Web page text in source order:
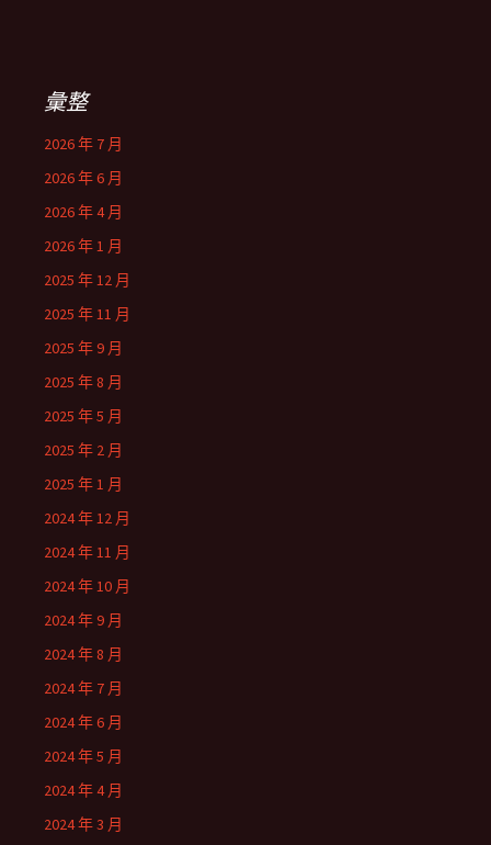
彙整
2026 年 7 月
2026 年 6 月
2026 年 4 月
2026 年 1 月
2025 年 12 月
2025 年 11 月
2025 年 9 月
2025 年 8 月
2025 年 5 月
2025 年 2 月
2025 年 1 月
2024 年 12 月
2024 年 11 月
2024 年 10 月
2024 年 9 月
2024 年 8 月
2024 年 7 月
2024 年 6 月
2024 年 5 月
2024 年 4 月
2024 年 3 月